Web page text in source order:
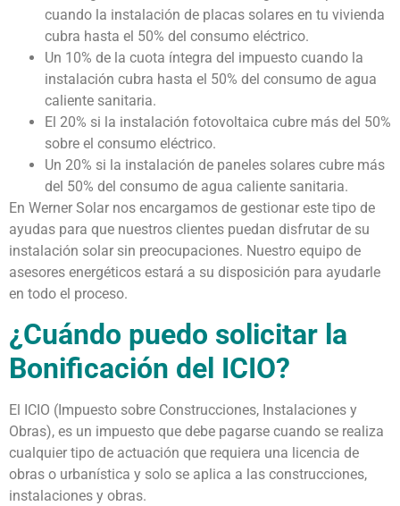
cuando la instalación de placas solares en tu vivienda
cubra hasta el 50% del consumo eléctrico.
Un 10% de la cuota íntegra del impuesto cuando la
instalación cubra hasta el 50% del consumo de agua
caliente sanitaria.
El 20% si la instalación fotovoltaica cubre más del 50%
sobre el consumo eléctrico.
Un 20% si la instalación de paneles solares cubre más
del 50% del consumo de agua caliente sanitaria.
En Werner Solar nos encargamos de gestionar este tipo de
ayudas para que nuestros clientes puedan disfrutar de su
instalación solar sin preocupaciones. Nuestro equipo de
asesores energéticos estará a su disposición para ayudarle
en todo el proceso.
¿Cuándo puedo solicitar la
Bonificación del ICIO?
El ICIO (Impuesto sobre Construcciones, Instalaciones y
Obras), es un impuesto que debe pagarse cuando se realiza
cualquier tipo de actuación que requiera una licencia de
obras o urbanística y solo se aplica a las construcciones,
instalaciones y obras.